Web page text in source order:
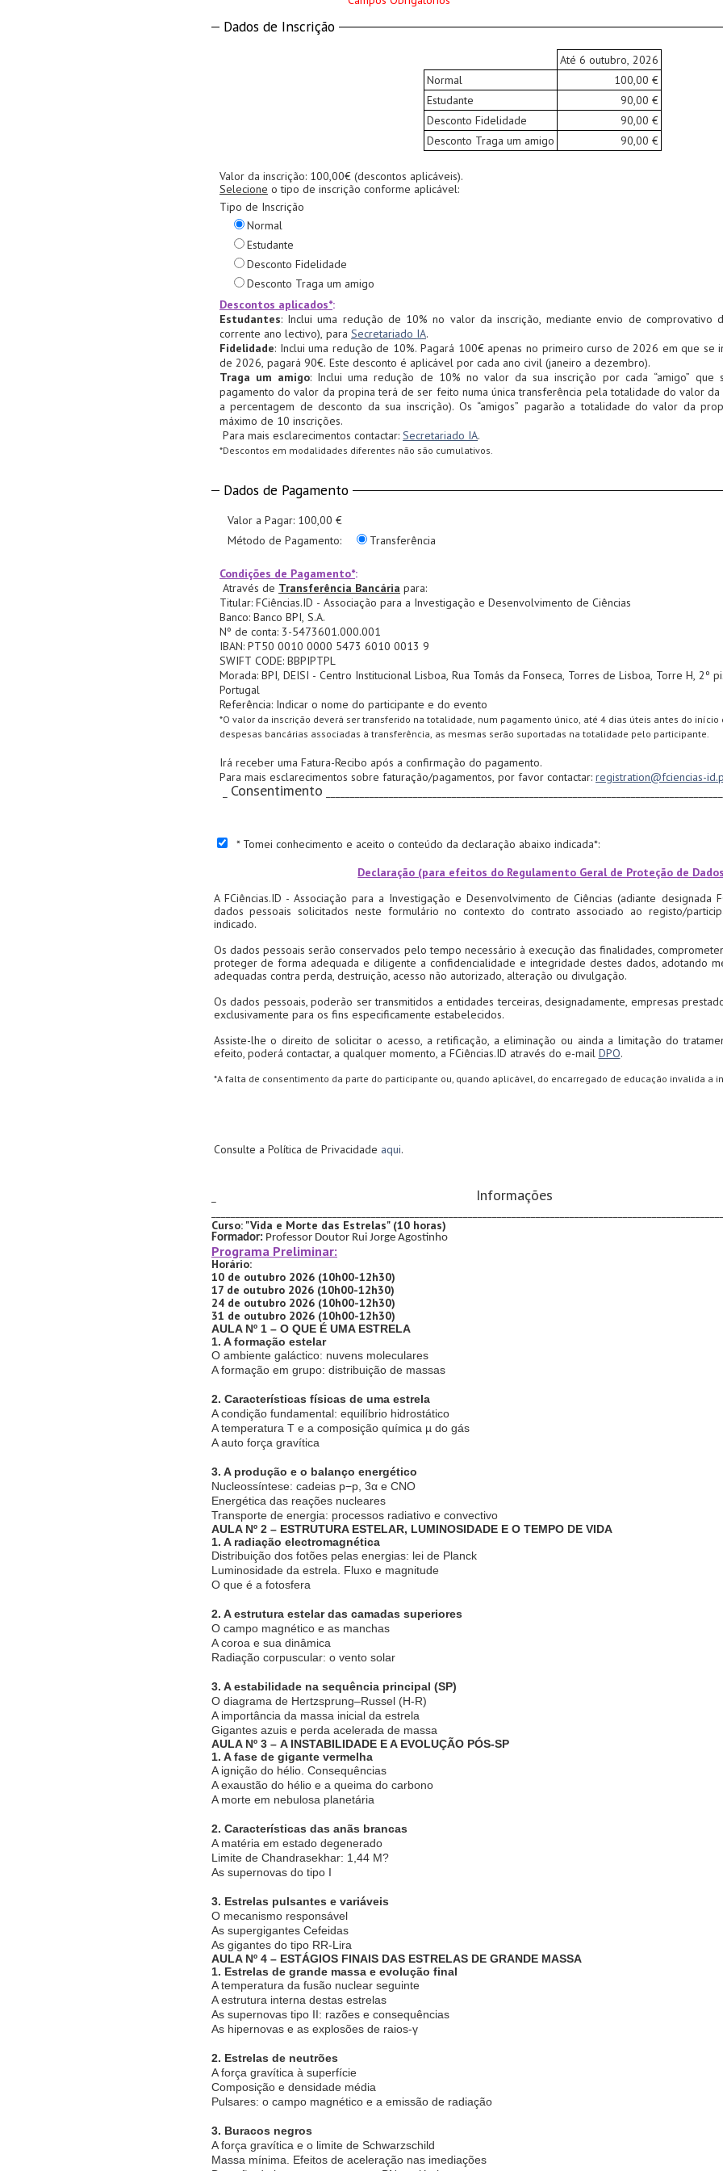
Dados de Inscrição
Até 6 outubro, 2026
Normal
100,00 €
Estudante
90,00 €
Desconto Fidelidade
90,00 €
Desconto Traga um amigo
90,00 €
Valor da inscrição: 100,00€ (descontos aplicáveis).
Selecione o tipo de inscrição conforme aplicável:
Tipo de Inscrição
Normal
Estudante
Desconto Fidelidade
Desconto Traga um amigo
Descontos aplicados*:
Estudantes: Inclui uma redução de 10% no valor da inscrição, mediante envio de comprovativo
corrente ano lectivo), para Secretariado IA.
Fidelidade: Inclui uma redução de 10%. Pagará 100€ apenas no primeiro curso de 2026 em que se
de 2026, pagará 90€. Este desconto é aplicável por cada ano civil (janeiro a dezembro).
Traga um amigo: Inclui uma redução de 10% no valor da sua inscrição por cada “amigo” que
pagamento do valor da propina terá de ser feito numa única transferência pela totalidade do valor
a percentagem de desconto da sua inscrição). Os “amigos” pagarão a totalidade do valor da
máximo de 10 inscrições.
Para mais esclarecimentos contactar: Secretariado IA.
*Descontos em modalidades diferentes não são cumulativos.
Dados de Pagamento
Valor a Pagar: 100,00 €
Método de Pagamento:
Transferência
Condições de Pagamento*:
Através de Transferência Bancária para:
Titular: FCiências.ID - Associação para a Investigação e Desenvolvimento de Ciências
Banco: Banco BPI, S.A.
Nº de conta: 3-5473601.000.001
IBAN: PT50 0010 0000 5473 6010 0013 9
SWIFT CODE: BBPIPTPL
Morada: BPI, DEISI - Centro Institucional Lisboa, Rua Tomás da Fonseca, Torres de Lisboa, Torre H, 2º
Portugal
Referência: Indicar o nome do participante e do evento
*O valor da inscrição deverá ser transferido na totalidade, num pagamento único, até 4 dias úteis antes do início
despesas bancárias associadas à transferência, as mesmas serão suportadas na totalidade pelo participante.
Irá receber uma Fatura-Recibo após a confirmação do pagamento.
Para mais esclarecimentos sobre faturação/pagamentos, por favor contactar: registration@fciencias-
Consentimento
* Tomei conhecimento e aceito o conteúdo da declaração abaixo indicada*:
Declaração (para efeitos do Regulamento Geral de Proteção de
A FCiências.ID - Associação para a Investigação e Desenvolvimento de Ciências (adiante designada
dados pessoais solicitados neste formulário no contexto do contrato associado ao registo/
indicado.
Os dados pessoais serão conservados pelo tempo necessário à execução das finalidades,
proteger de forma adequada e diligente a confidencialidade e integridade destes dados, adotando
adequadas contra perda, destruição, acesso não autorizado, alteração ou divulgação.
Os dados pessoais, poderão ser transmitidos a entidades terceiras, designadamente, empresas
exclusivamente para os fins especificamente estabelecidos.
Assiste-lhe o direito de solicitar o acesso, a retificação, a eliminação ou ainda a limitação do
efeito, poderá contactar, a qualquer momento, a FCiências.ID através do e-mail DPO.
*A falta de consentimento da parte do participante ou, quando aplicável, do encarregado de educação invalida a
Consulte a Política de Privacidade aqui.
Informações
Curso: "Vida e Morte das Estrelas" (10 horas)
Formador: Professor Doutor Rui Jorge Agostinho
Programa Preliminar:
Horário:
10 de outubro 2026 (10h00-12h30)
17 de outubro 2026 (10h00-12h30)
24 de outubro 2026 (10h00-12h30)
31 de outubro 2026 (10h00-12h30)
AULA Nº 1 – O QUE É UMA ESTRELA
1. A formação estelar
O ambiente galáctico: nuvens moleculares
A formação em grupo: distribuição de massas
2. Características físicas de uma estrela
A condição fundamental: equilíbrio hidrostático
A temperatura T e a composição química µ do gás
A auto força gravítica
3. A produção e o balanço energético
Nucleossíntese: cadeias p−p, 3α e CNO
Energética das reações nucleares
Transporte de energia: processos radiativo e convectivo
AULA Nº 2 – ESTRUTURA ESTELAR, LUMINOSIDADE E O TEMPO DE VIDA
1. A radiação electromagnética
Distribuição dos fotões pelas energias: lei de Planck
Luminosidade da estrela. Fluxo e magnitude
O que é a fotosfera
2. A estrutura estelar das camadas superiores
O campo magnético e as manchas
A coroa e sua dinâmica
Radiação corpuscular: o vento solar
3. A estabilidade na sequência principal (SP)
O diagrama de Hertzsprung–Russel (H-R)
A importância da massa inicial da estrela
Gigantes azuis e perda acelerada de massa
AULA Nº 3 – A INSTABILIDADE E A EVOLUÇÃO PÓS-SP
1. A fase de gigante vermelha
A ignição do hélio. Consequências
A exaustão do hélio e a queima do carbono
A morte em nebulosa planetária
2. Características das anãs brancas
A matéria em estado degenerado
Limite de Chandrasekhar: 1,44 M?
As supernovas do tipo I
3. Estrelas pulsantes e variáveis
O mecanismo responsável
As supergigantes Cefeidas
As gigantes do tipo RR-Lira
AULA Nº 4 – ESTÁGIOS FINAIS DAS ESTRELAS DE GRANDE MASSA
1. Estrelas de grande massa e evolução final
A temperatura da fusão nuclear seguinte
A estrutura interna destas estrelas
As supernovas tipo II: razões e consequências
As hipernovas e as explosões de raios-γ
2. Estrelas de neutrões
A força gravítica à superfície
Composição e densidade média
Pulsares: o campo magnético e a emissão de radiação
3. Buracos negros
A força gravítica e o limite de Schwarzschild
Massa mínima. Efeitos de aceleração nas imediações